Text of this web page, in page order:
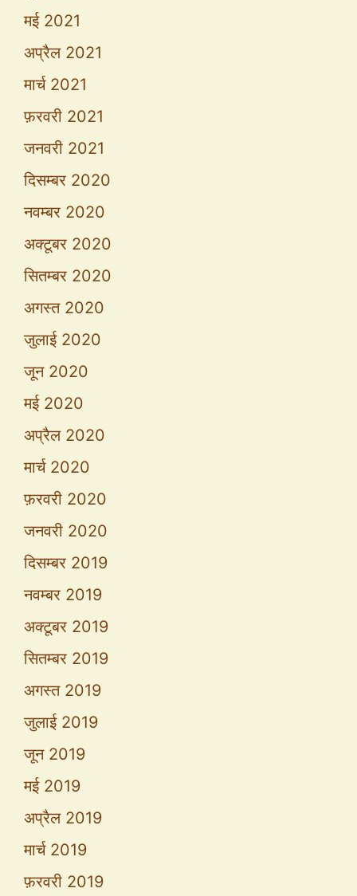
मई 2021
अप्रैल 2021
मार्च 2021
फ़रवरी 2021
जनवरी 2021
दिसम्बर 2020
नवम्बर 2020
अक्टूबर 2020
सितम्बर 2020
अगस्त 2020
जुलाई 2020
जून 2020
मई 2020
अप्रैल 2020
मार्च 2020
फ़रवरी 2020
जनवरी 2020
दिसम्बर 2019
नवम्बर 2019
अक्टूबर 2019
सितम्बर 2019
अगस्त 2019
जुलाई 2019
जून 2019
मई 2019
अप्रैल 2019
मार्च 2019
फ़रवरी 2019